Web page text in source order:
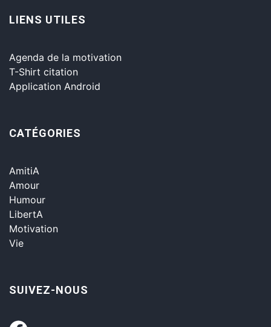
LIENS UTILES
Agenda de la motivation
T-Shirt citation
Application Android
CATÉGORIES
AmitiA
Amour
Humour
LibertA
Motivation
Vie
SUIVEZ-NOUS